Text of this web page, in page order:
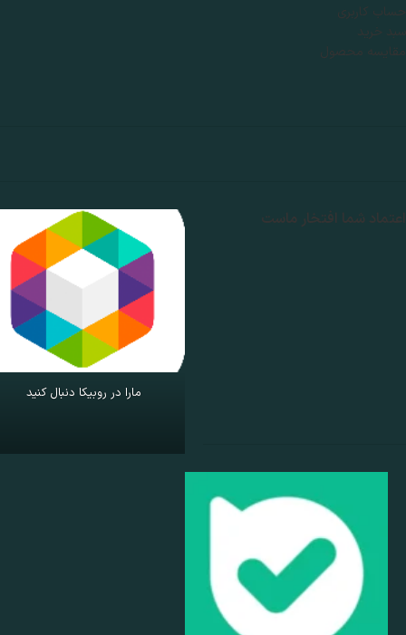
حساب کاربری
سبد خرید
مقایسه محصول
اعتماد شما افتخار ماست
مارا در روبیکا دنبال کنید